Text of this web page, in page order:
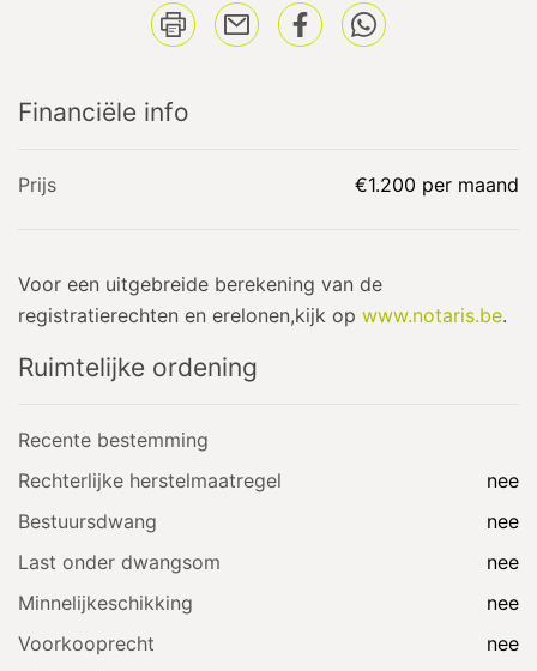
Financiële info
Prijs €1.200 per maand
Voor een uitgebreide berekening van de
registratierechten en erelonen,kijk op www.notaris.be.
Ruimtelijke ordening
Recente bestemming
Rechterlijke herstelmaatregel
nee
Bestuursdwang
nee
Last onder dwangsom
nee
Minnelijkeschikking
nee
Voorkooprecht
nee